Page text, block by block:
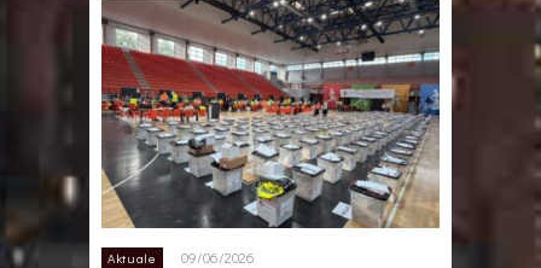
Aktuale 09/06/2026